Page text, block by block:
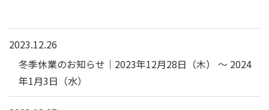
2023.12.26
冬季休業のお知らせ｜2023年12月28日（木） ～ 2024
年1月3日（水）